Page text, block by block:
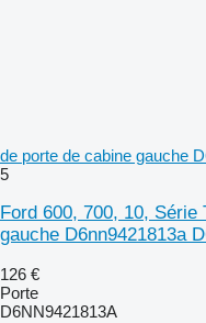
de porte de cabine gauche
5
Ford 600, 700, 10,
gauche D6nn9421813a
126 €
Porte
D6NN9421813A